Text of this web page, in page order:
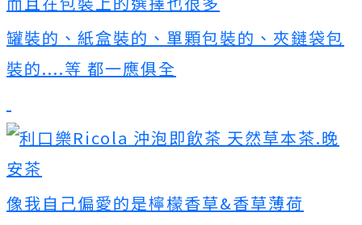
罐裝的、紙盒裝的、單顆包裝的、夾鏈袋包
裝的....等 都一應俱全
像我自己偏愛的是檸檬香草&香草薄荷